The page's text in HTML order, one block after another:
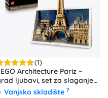
(1)
Architecture Pariz –
ljubavi, set za slaganje
odrasle
Vanjsko skladište ?